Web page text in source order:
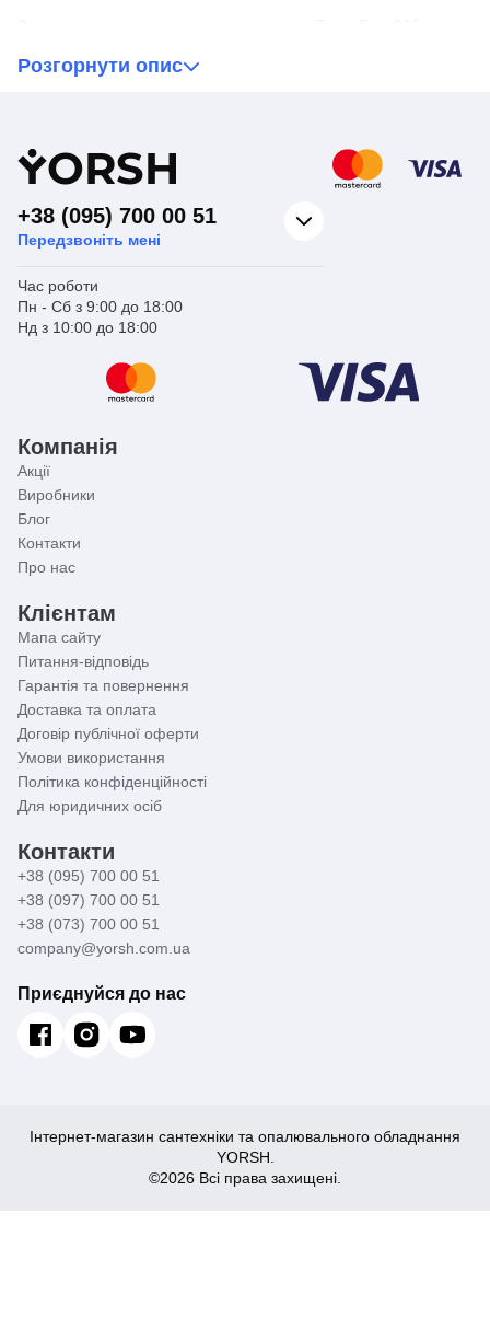
мийки. Під час його використання практично не буде
Розгорнути опис
YORSH
+38 (095) 700 00 51
Передзвоніть мені
Час роботи
Пн - Сб з 9:00 до 18:00
Нд з 10:00 до 18:00
Компанія
Акції
Виробники
Блог
Контакти
Про нас
Клієнтам
Мапа сайту
Питання-відповідь
Гарантія та повернення
Доставка та оплата
Договір публічної оферти
Умови використання
Політика конфіденційності
Для юридичних осіб
Контакти
+38 (095) 700 00 51
+38 (097) 700 00 51
+38 (073) 700 00 51
company@yorsh.com.ua
Приєднуйся до нас
Інтернет-магазин сантехніки та опалювального обладнання
YORSH.
©2026 Всі права захищені.